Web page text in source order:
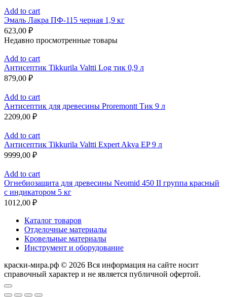
Add to cart
Эмаль Лакра ПФ-115 черная 1,9 кг
623,00 ₽
Недавно просмотренные товары
Add to cart
Антисептик Tikkurila Valtti Log тик 0,9 л
879,00 ₽
Add to cart
Антисептик для древесины Proremontt Тик 9 л
2209,00 ₽
Add to cart
Антисептик Tikkurila Valtti Expert Akva EP 9 л
9999,00 ₽
Add to cart
Огнебиозащита для древесины Neomid 450 II группа красный
с индикатором 5 кг
1012,00 ₽
Каталог товаров
Отделочные материалы
Кровельные материалы
Инструмент и оборудование
краски-мира.рф © 2026 Вся информация на сайте носит
справочный характер и не является публичной офертой.